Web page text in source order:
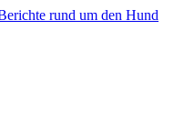
rund um den Hund